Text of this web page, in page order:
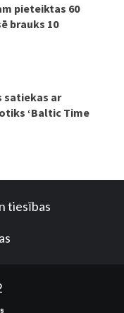
pieteiktas 60
brauks 10
satiekas ar
‘Baltic Time
tiesības